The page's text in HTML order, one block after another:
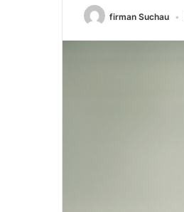
firman Suchau